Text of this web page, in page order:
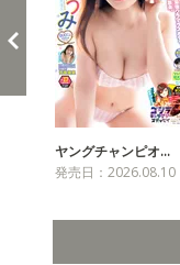
ヤングチャンピオ…
発売日：2026.08.10